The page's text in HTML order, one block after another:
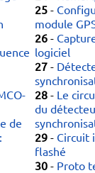
de
25 -
module
26 -
logiciel
27 -
28 - Le
du
29 - Circuit
flashé
30 - Proto